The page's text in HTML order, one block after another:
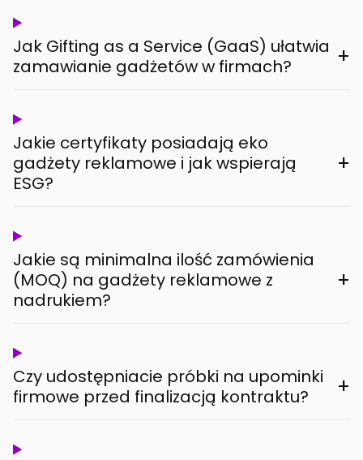
Jak Gifting as a Service (GaaS) ułatwia
zamawianie gadżetów w firmach?
+
Jakie certyfikaty posiadają eko
gadżety reklamowe i jak wspierają
ESG?
+
Jakie są minimalna ilość zamówienia
(MOQ) na gadżety reklamowe z
nadrukiem?
+
Czy udostępniacie próbki na upominki
firmowe przed finalizacją kontraktu?
+